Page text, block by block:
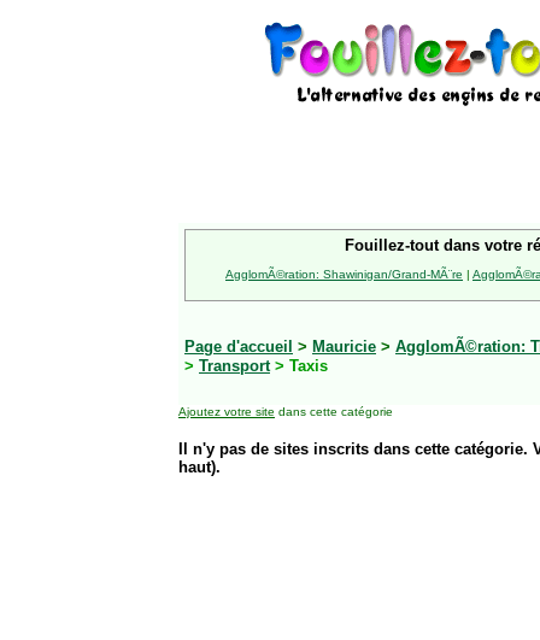
Fouillez-tout dans votre
AgglomÃ©ration: Shawinigan/Grand-MÃ¨re |
Page d'accueil > Mauricie > AgglomÃ©ration:
> Transport> Taxis
Ajoutez votre site dans cette catégorie
Il n'y pas de sites inscrits dans cette
haut).